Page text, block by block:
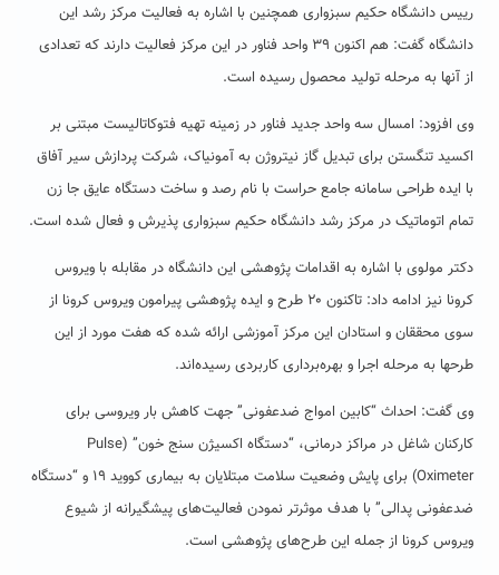
رییس دانشگاه حکیم سبزواری همچنین با اشاره به فعالیت مرکز رشد این
دانشگاه گفت: هم اکنون ۳۹ واحد فناور در این مرکز فعالیت دارند که تعدادی
از آنها به مرحله تولید محصول رسیده است.
وی افزود: امسال سه واحد جدید فناور در زمینه تهیه فتوکاتالیست مبتنی بر
اکسید تنگستن برای تبدیل گاز نیتروژن به آمونیاک، شرکت پردازش سیر آفاق
با ایده طراحی سامانه جامع حراست با نام رصد و ساخت دستگاه عایق جا زن
تمام اتوماتیک در مرکز رشد دانشگاه حکیم سبزواری پذیرش و فعال شده است.
دکتر مولوی با اشاره به اقدامات پژوهشی این دانشگاه در مقابله با ویروس
کرونا نیز ادامه داد: تاکنون ۲۰ طرح و ایده پژوهشی پیرامون ویروس کرونا از
سوی محققان و استادان این مرکز آموزشی ارائه شده که هفت مورد از این
طرحها به مرحله اجرا و بهره‌برداری کاربردی رسیده‌اند.
وی گفت: احداث “کابین امواج ضدعفونی” جهت کاهش بار ویروسی برای
کارکنان شاغل در مراکز درمانی، “دستگاه اکسیژن سنج خون” (Pulse
Oximeter) برای پایش وضعیت سلامت مبتلایان به بیماری کووید ۱۹ و “دستگاه
ضدعفونی پدالی” با هدف موثرتر نمودن فعالیت‌های پیشگیرانه از شیوع
ویروس کرونا از جمله این طرح‌های پژوهشی است.